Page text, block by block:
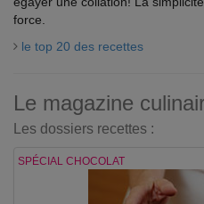
force.
le top 20 des recettes
Le magazine
Les dossiers recettes :
SPÉCIAL CHOCOLAT